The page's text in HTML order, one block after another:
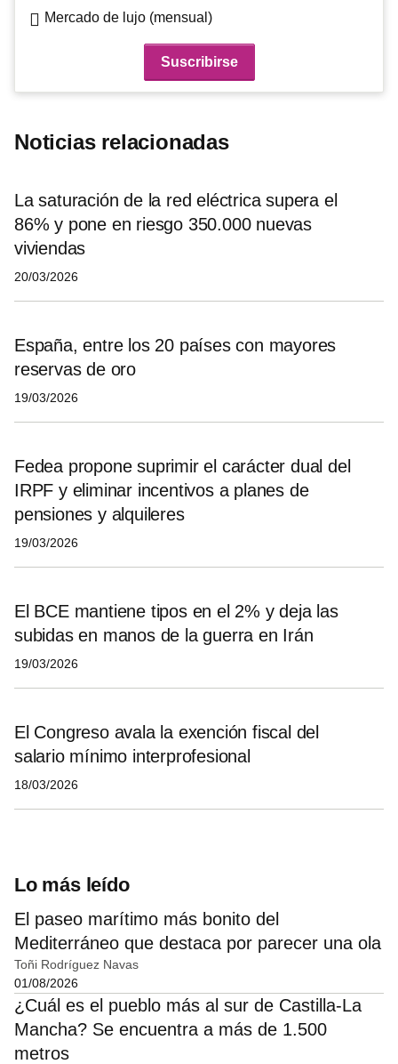
Mercado de lujo (mensual)
Noticias relacionadas
La saturación de la red eléctrica supera el
86% y pone en riesgo 350.000 nuevas
viviendas
20/03/2026
España, entre los 20 países con mayores
reservas de oro
19/03/2026
Fedea propone suprimir el carácter dual del
IRPF y eliminar incentivos a planes de
pensiones y alquileres
19/03/2026
El BCE mantiene tipos en el 2% y deja las
subidas en manos de la guerra en Irán
19/03/2026
El Congreso avala la exención fiscal del
salario mínimo interprofesional
18/03/2026
Lo más leído
El paseo marítimo más bonito del
Mediterráneo que destaca por parecer una ola
Toñi Rodríguez Navas
01/08/2026
¿Cuál es el pueblo más al sur de Castilla-La
Mancha? Se encuentra a más de 1.500
metros